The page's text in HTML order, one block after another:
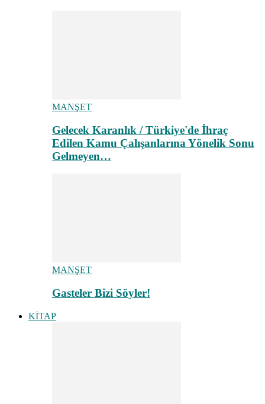
MANŞET
Gelecek Karanlık / Türkiye'de İhraç
Edilen Kamu Çalışanlarına Yönelik Sonu
Gelmeyen…
MANŞET
Gasteler Bizi Söyler!
KİTAP